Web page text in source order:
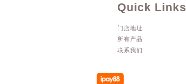
Quick Links
门店地址
所有产品
联系我们